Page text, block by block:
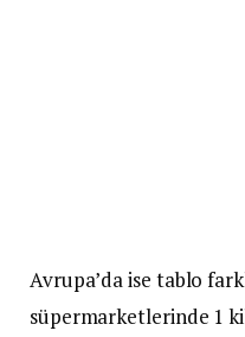
Avrupa’da ise tablo
süpermarketlerinde 1